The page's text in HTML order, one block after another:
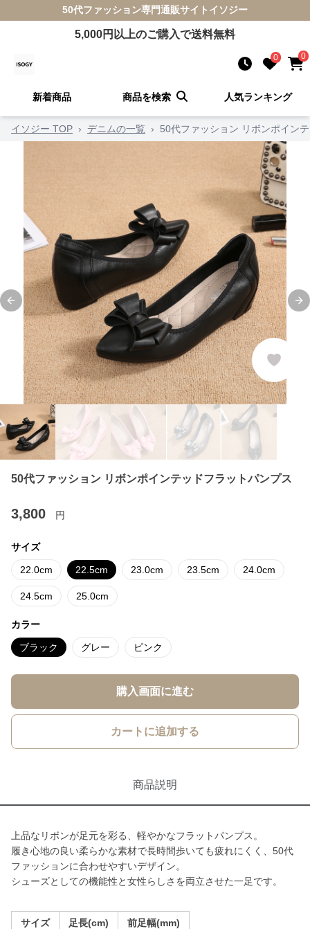
50代ファッション専門通販サイト イソジー
5,000円以上のご購入で送料無料
0 0
新着商品 商品を検索 人気ランキング
イソジー TOP › デニムの一覧 › 50代ファッション リボンポイン
Previous slide
50代ファッション リボンポインテッドフラットパンプス
3,800 円
サイズ
22.0cm 22.5cm 23.0cm 23.5cm 24.0cm
24.5cm 25.0cm
カラー
ブラック グレー ピンク
購入画面に進む
カートに追加する
商品説明
上品なリボンが足元を彩る、軽やかなフラットパンプス。
履き心地の良い柔らかな素材で長時間歩いても疲れにくく、50代
ファッションに合わせやすいデザイン。
シューズとしての機能性と女性らしさを両立させた一足です。
サイズ 足長(cm) 前足幅(mm)